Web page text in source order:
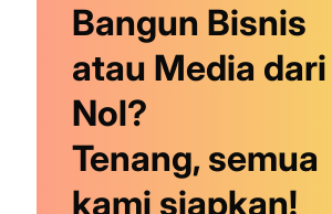
Bangun Bisnis
atau Media dari
Nol?
Tenang, semua
kami siapkan!